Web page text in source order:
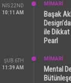
NIS 22ND
10:11 AM
MİMARİ
Başak
ile Dikkat
Pearl
ŞUB 6TH
11:39 AM
MİMARİ
Mental